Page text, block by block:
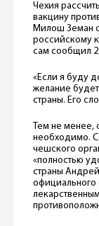
Чехия
вакцину
Милош Земан
российскому
сам сообщил
«Если я буду
желание
страны. Его
Тем не менее,
необходимо.
чешского
«полностью
страны
официального